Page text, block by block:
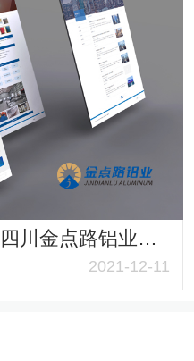
建筑艺术铝单板网站 四川金点路铝业有限公司响应式官网 质感满满
2021-12-11